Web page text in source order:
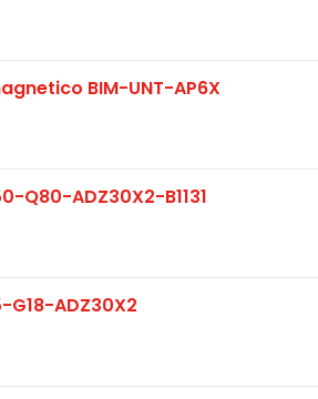
BIM-UNT-AP6X
Q80-ADZ30X2-B1131
ADZ30X2